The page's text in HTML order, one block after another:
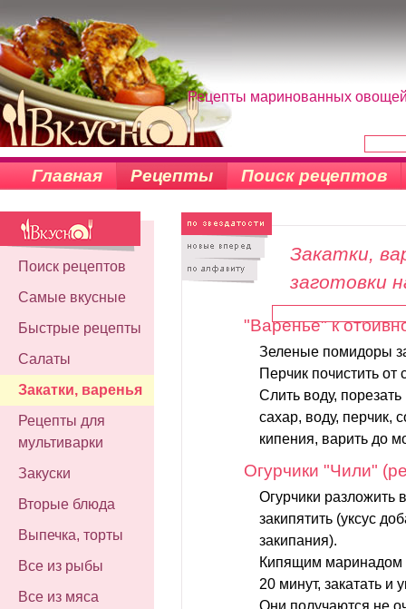
Рецепты маринованных
Главная Рецепты Поиск рецептов
Поиск рецептов
Самые вкусные
Быстрые рецепты
Салаты
Закатки, варенья
Рецепты для
мультиварки
Закуски
Вторые блюда
Выпечка, торты
Все из рыбы
Все из мяса
Закатки,
заготовки
"Варенье" к
Зеленые помидоры
Перчик почистить от
Слить воду,
сахар, воду, перчик,
кипения, варить до
Огурчики "Чили"
Огурчики разложить
закипятить (уксус
закипания).
Кипящим маринадом
20 минут, закатать и
Они получаются не